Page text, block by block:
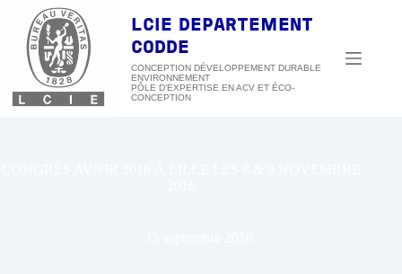
contenu
LCIE DEPARTEMENT
CODDE
CONCEPTION DÉVELOPPEMENT DURABLE
ENVIRONNEMENT